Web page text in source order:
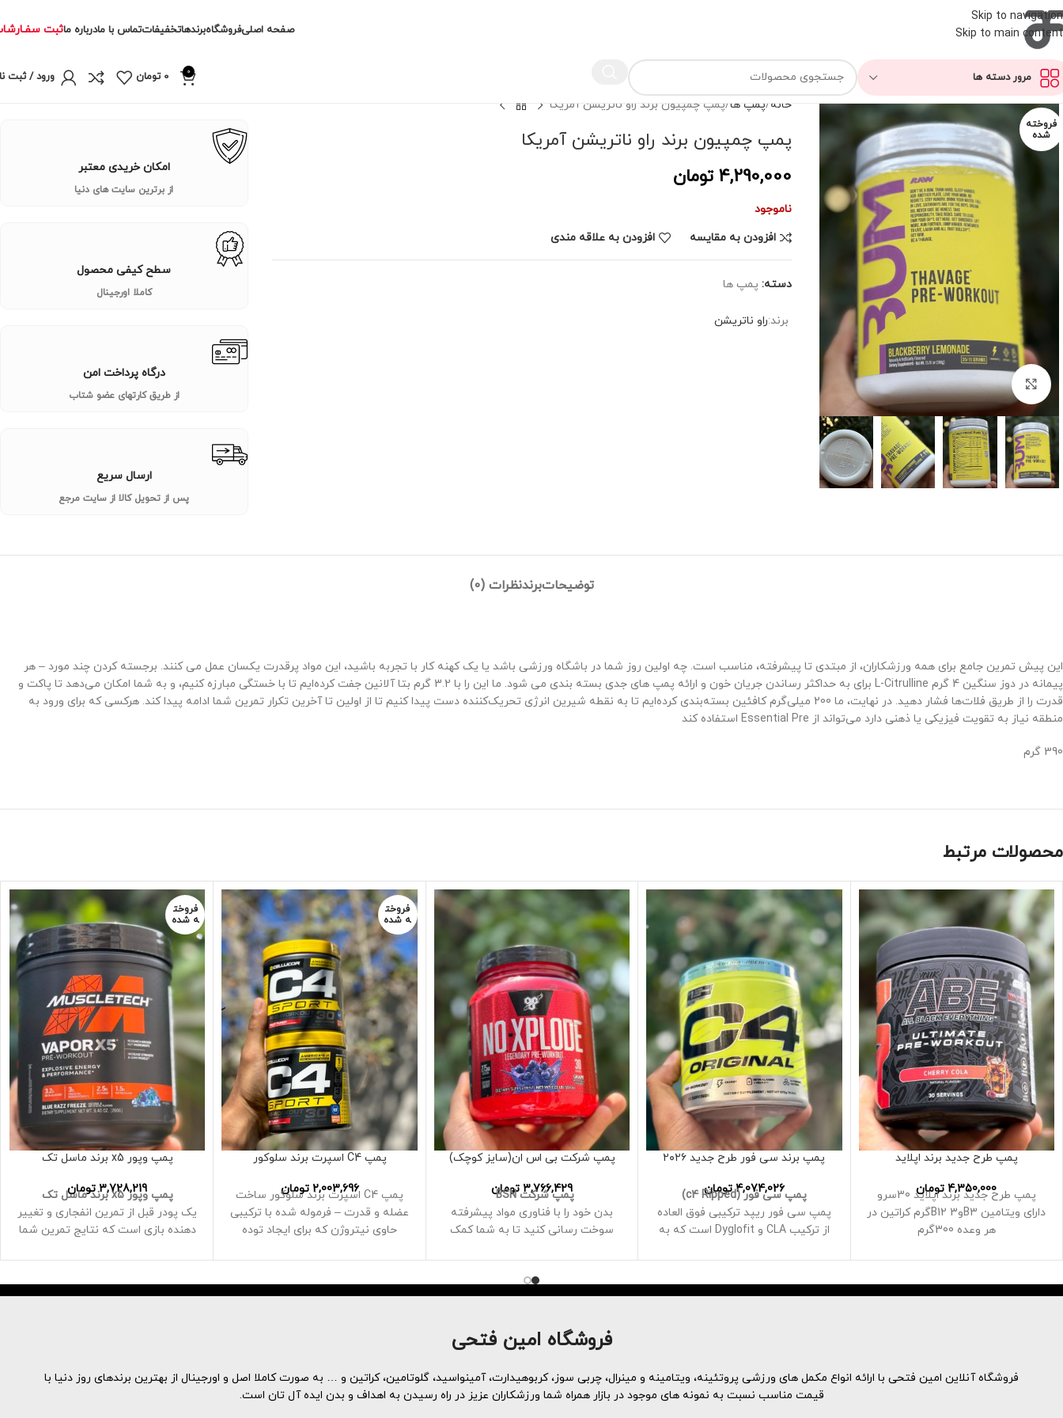
Skip to navigation
Skip to main content
صفحه اصلیفروشگاهبرندهاتخفیفاتتماس با مادرباره ماثبت
مرور دسته ها 0
0 تومان ورود / ثبت
فروخته
شده
برای بزرگنمایی کلیک کنید
خانه پمپ ها پمپ چمپیون برند راو ناتریشن آمریکا
پمپ چمپیون برند راو ناتریشن آمریکا
4,290,000 تومان
ناموجود
افزودن به مقایسه
افزودن به علاقه مندی
دسته: پمپ ها
برند:راو ناتریشن
امکان خریدی معتبر
از برترین سایت های دنیا
سطح کیفی محصول
کاملا اورجینال
درگاه پرداخت امن
از طریق کارتهای عضو شتاب
ارسال سریع
پس از تحویل کالا از سایت مرجع
توضیحاتبرندنظرات (0)
این پیش تمرین جامع برای همه ورزشکاران، از مبتدی تا پیشرفته، مناسب است. چه اولین روز شما در باشگاه ورزشی باشد یا یک کهنه کار با تجربه باشید، این مواد پرقدرت یکسان عمل می کنند. برجسته کردن چند مورد – هر
پیمانه در دوز سنگین 4 گرم L-Citrulline برای به حداکثر رساندن جریان خون و ارائه پمپ های جدی بسته بندی می شود. ما این را با 3.2 گرم بتا آلانین جفت کرده‌ایم تا با خستگی مبارزه کنیم، و به شما امکان می‌دهد تا پاکت و
قدرت را از طریق فلات‌ها فشار دهید. در نهایت، ما 200 میلی‌گرم کافئین بسته‌بندی کرده‌ایم تا به نقطه شیرین انرژی تحریک‌کننده دست پیدا کنیم تا از اولین تا آخرین تکرار تمرین شما ادامه پیدا کند. هرکسی که برای ورود به
منطقه نیاز به تقویت فیزیکی یا ذهنی دارد می‌تواند از Essential Pre استفاده کند
390 گرم
محصولات مرتبط
پمپ طرح جدید برند اپلاید
4,350,000 تومان
پمپ طرح جدید برند اپلاید 30سرو
دارای ویتامین B3وB12 3گرم کراتین در
هر وعده 300گرم
پمپ برند سی فور طرح جدید ۲۰۲۶
4,074,026 تومان پمپ سی فور (c4 Ripped)
پمپ سی فور ریپد ترکیبی فوق العاده
از ترکیب CLA و Dyglofit است که به
و از سوزاندن چربی بدن خود حمایت
کنید
پمپ سی فور از یک ترکیب عالی از بتا
تست شده و مورد اعتماد از افراد
شاخص و دارای گواهی نامه ورزشی
طعم بلو بری
پمپ شرکت بی اس ان(سایز کوچک)
3,766,429 تومانپمپ شرکت BSN
بدن خود را با فناوری مواد پیشرفته
سوخت رسانی کنید تا به شما کمک
بگذارید
برای پشتیبانی از انرژی انفجاری،
استقامت افزایش یافته و حداکثر
شده است
تقریباً 275 میلی گرم کافئین در هر
حاوی فنیل آلانین است
فروخت
ه شده
پمپ C4 اسپرت برند سلوکور
2,003,696 تومان
پمپ C4 اسپرت برند سلوکور ساخت
عضله و قدرت – فرموله شده با ترکیبی
حاوی نیتروژن که برای ایجاد توده
فروخت
ه شده
پمپ وپور x5 برند ماسل تک
3,728,219 تومان
پمپ وپور x5 برند ماسل تک
یک پودر قبل از تمرین انفجاری و تغییر
دهنده بازی است که نتایج تمرین شما
کامل ترین محصول قبل از تمرین
موجود، Vapor X5 شامل مواد عضله
سازی قدرتمندی است که به شما
پوند عضله بدون چربی ساختند در
فروشگاه امین فتحی
فروشگاه آنلاین امین فتحی با ارائه انواع مکمل های ورزشی پروتئینه، ویتامینه و مینرال، چربی سوز، کربوهیدارت، آمینواسید، گلوتامین، کراتین و … به صورت کاملا اصل و اورجینال از بهترین برندهای روز دنیا با
قیمت مناسب نسبت به نمونه های موجود در بازار همراه شما ورزشکاران عزیز در راه رسیدن به اهداف و بدن ایده آل تان است.